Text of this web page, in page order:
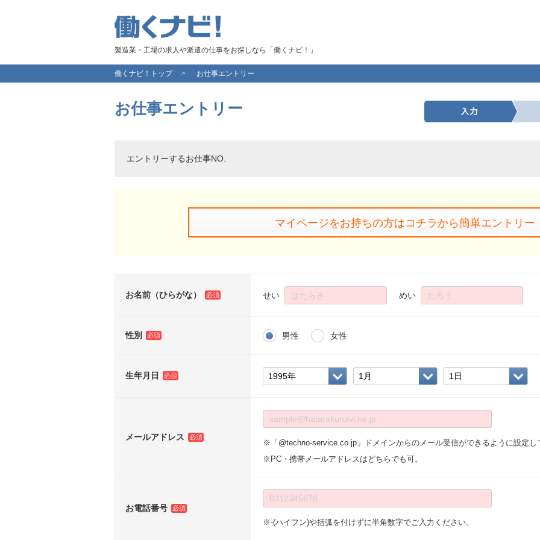
製造業・工場の求人や派遣の仕事をお探しなら「働くナビ！」
働くナビ！トップ お仕事エントリー
お仕事エントリー
エントリーするお仕事NO.
マイページをお持ちの方はコチラから簡単エントリー
お名前（ひらがな） せい めい
性別 男性 女性
生年月日
メールアドレス
※「@techno-service.co.jp」ドメインからのメール受信ができるように設定し
※PC・携帯メールアドレスはどちらでも可。
お電話番号
※-(ハイフン)や括弧を付けずに半角数字でご入力ください。